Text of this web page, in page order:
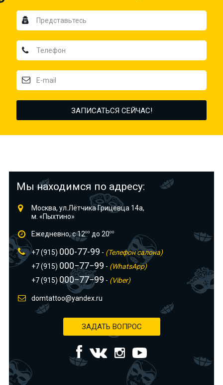
Мы находимся по адресу:
Москва, ул.Лётчика Грицевца 14а,
м. «Пыхтино»
Ежедневно, с 1200 до 2000
+7 (915) 000-77-99 - (Телефон салона)
+7 (915) 000−77−99 - (WhatsApp)
+7 (915) 000−77−99 - (Viber)
domtattoo@yandex.ru
ЗАДАТЬ ВОПРОС